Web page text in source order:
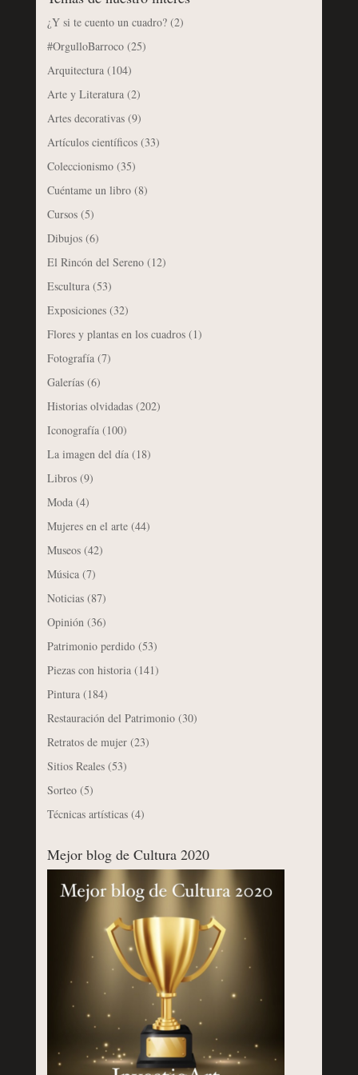
¿Y si te cuento un cuadro?(2)
#OrgulloBarroco(25)
Arquitectura(104)
Arte y Literatura(2)
Artes decorativas(9)
Artículos científicos(33)
Coleccionismo(35)
Cuéntame un libro(8)
Cursos(5)
Dibujos(6)
El Rincón del Sereno(12)
Escultura(53)
Exposiciones(32)
Flores y plantas en los cuadros(1)
Fotografía(7)
Galerías(6)
Historias olvidadas(202)
Iconografía(100)
La imagen del día(18)
Libros(9)
Moda(4)
Mujeres en el arte(44)
Museos(42)
Música(7)
Noticias(87)
Opinión(36)
Patrimonio perdido(53)
Piezas con historia(141)
Pintura(184)
Restauración del Patrimonio(30)
Retratos de mujer(23)
Sitios Reales(53)
Sorteo(5)
Técnicas artísticas(4)
Mejor blog de Cultura 2020